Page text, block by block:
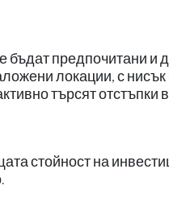
предпочитани и
локации, с
търсят отстъпки
стойност на